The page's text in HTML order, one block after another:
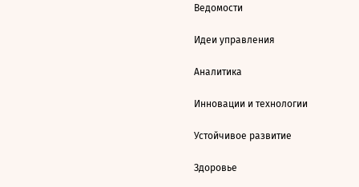
Ведомости
Идеи управления
Аналитика
Инновации и технологии
Устойчивое развитие
Здоровье